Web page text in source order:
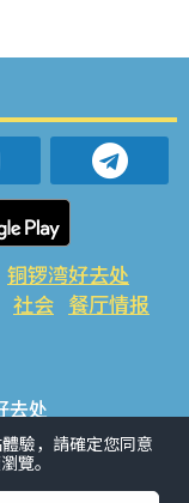
铜锣湾好去处
社会 餐厅情报
去处
旺角好去处 社会
驗，請確定您同意
覽。